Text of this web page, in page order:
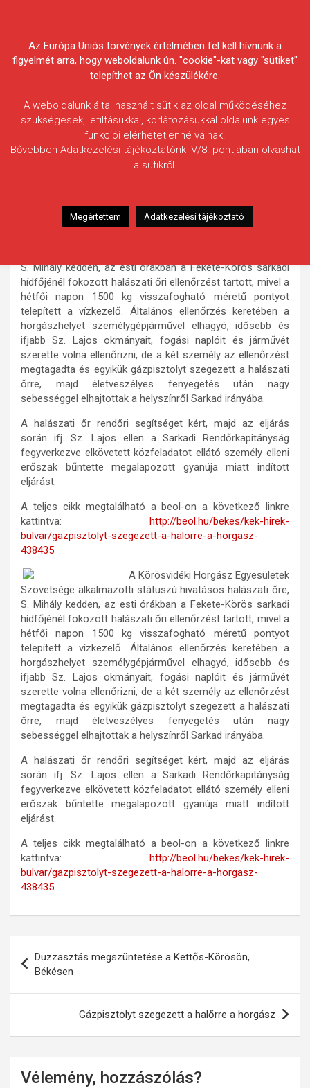
Egyesületek Szövetsége
HÍREK
Gázpisztolyt szegezett a halőrre
2012.04.19. morneo.it
S. Mihály kedden, az esti órákban a Fekete-Körös sarkadi
hídfőjénél fokozott halászati őri ellenőrzést tartott, mivel a
hétfői napon 1500 kg visszafogható méretű pontyot
telepített a vízkezelő. Általános ellenőrzés keretében a
horgászhelyet személygépjárművel elhagyó, idősebb és
ifjabb Sz. Lajos okmányait, fogási naplóit és járművét
szerette volna ellenőrizni, de a két személy az ellenőrzést
megtagadta és egyikük gázpisztolyt szegezett a halászati
őrre, majd életveszélyes fenyegetés után nagy
sebességgel elhajtottak a helyszínről Sarkad irányába.
A halászati őr rendőri segítséget kért, majd az eljárás
során ifj. Sz. Lajos ellen a Sarkadi Rendőrkapitányság
fegyverkezve elkövetett közfeladatot ellátó személy elleni
erőszak bűntette megalapozott gyanúja miatt indított
eljárást.
A teljes cikk megtalálható a beol-on a következő linkre
kattintva: http://beol.hu/bekes/kek-hirek-
bulvar/gazpisztolyt-szegezett-a-halorre-a-horgasz-
438435
A Körösvidéki Horgász Egyesületek
Szövetsége alkalmazotti státuszú hivatásos halászati őre,
S. Mihály kedden, az esti órákban a Fekete-Körös sarkadi
hídfőjénél fokozott halászati őri ellenőrzést tartott, mivel a
hétfői napon 1500 kg visszafogható méretű pontyot
telepített a vízkezelő. Általános ellenőrzés keretében a
horgászhelyet személygépjárművel elhagyó, idősebb és
ifjabb Sz. Lajos okmányait, fogási naplóit és járművét
szerette volna ellenőrizni, de a két személy az ellenőrzést
megtagadta és egyikük gázpisztolyt szegezett a halászati
őrre, majd életveszélyes fenyegetés után nagy
sebességgel elhajtottak a helyszínről Sarkad irányába.
A halászati őr rendőri segítséget kért, majd az eljárás
során ifj. Sz. Lajos ellen a Sarkadi Rendőrkapitányság
fegyverkezve elkövetett közfeladatot ellátó személy elleni
erőszak bűntette megalapozott gyanúja miatt indított
eljárást.
A teljes cikk megtalálható a beol-on a következő linkre
kattintva: http://beol.hu/bekes/kek-hirek-
bulvar/gazpisztolyt-szegezett-a-halorre-a-horgasz-
438435
navigáció
Duzzasztás megszüntetése a Kettős-Körösön,
Békésen
Gázpisztolyt szegezett a halőrre a horgász
Vélemény, hozzászólás?
Az Európa Uniós törvények értelmében fel kell hívnunk a
figyelmét arra, hogy weboldalunk ún. "cookie"-kat vagy "sütiket"
telepíthet az Ön készülékére.
A weboldalunk által használt sütik az oldal működéséhez
szükségesek, letiltásukkal, korlátozásukkal oldalunk egyes
funkciói elérhetetlenné válnak.
Bővebben Adatkezelési tájékoztatónk IV/8. pontjában olvashat
a sütikről.
Megértettem Adatkezelési tájékoztató